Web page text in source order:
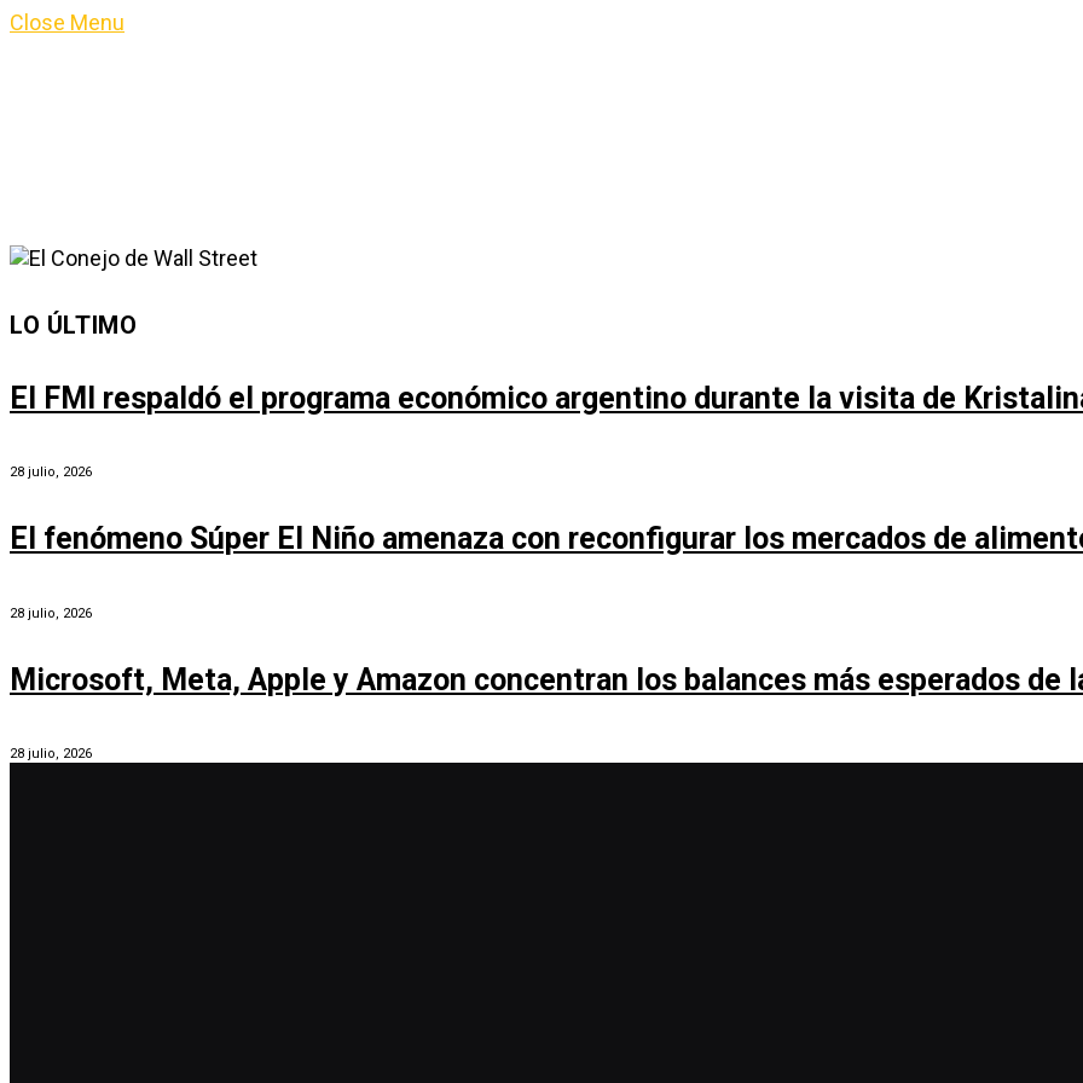
Close Menu
LO ÚLTIMO
El FMI respaldó el programa económico argentino durante la visita de
28 julio, 2026
El fenómeno Súper El Niño amenaza con reconfigurar los mercados de
28 julio, 2026
Microsoft, Meta, Apple y Amazon concentran los balances más esperados de
28 julio, 2026